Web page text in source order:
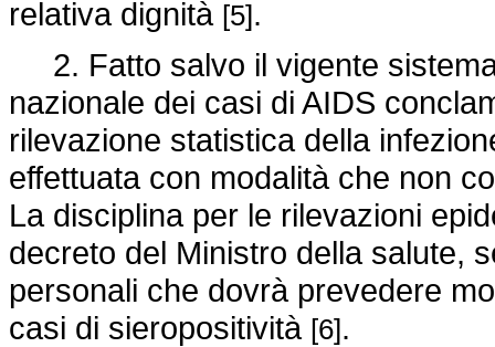
relativa dignità [5].
2. Fatto salvo il vigente
nazionale dei casi di AIDS
rilevazione statistica della
effettuata con modalità che non
La disciplina per le rilevazioni
decreto del Ministro della salute,
personali che dovrà prevedere
casi di sieropositività [6].